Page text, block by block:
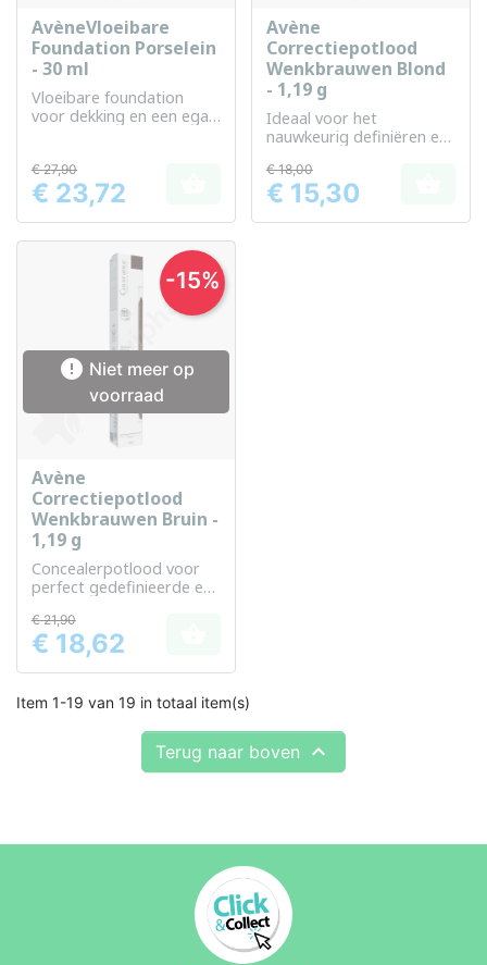
AvèneVloeibare
Foundation Porselein
- 30 ml
Vloeibare foundation
voor dekking en een egale
Prijs
€ 27,90
€ 23,72
Avène
Correctiepotlood
Wenkbrauwen Blond
- 1,19 g
Ideaal voor het
nauwkeurig definiëren en
wenkbrauwen
Prijs
€ 18,00
€ 15,30
 Niet meer op
voorraad
Avène
Correctiepotlood
Wenkbrauwen Bruin -
1,19 g
Concealerpotlood voor
perfect gedefinieerde en
Prijs
€ 21,90
€ 18,62
-15%
Item 1-19 van 19 in totaal item(s)
Terug naar boven 